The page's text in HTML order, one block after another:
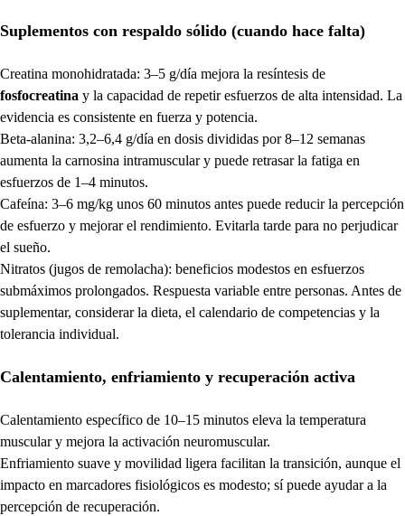
Suplementos con respaldo sólido (cuando hace falta)
Creatina monohidratada: 3–5 g/día mejora la resíntesis de
fosfocreatina y la capacidad de repetir esfuerzos de alta intensidad. La
evidencia es consistente en fuerza y potencia.
Beta-alanina: 3,2–6,4 g/día en dosis divididas por 8–12 semanas
aumenta la carnosina intramuscular y puede retrasar la fatiga en
esfuerzos de 1–4 minutos.
Cafeína: 3–6 mg/kg unos 60 minutos antes puede reducir la percepción
de esfuerzo y mejorar el rendimiento. Evitarla tarde para no perjudicar
el sueño.
Nitratos (jugos de remolacha): beneficios modestos en esfuerzos
submáximos prolongados. Respuesta variable entre personas. Antes de
suplementar, considerar la dieta, el calendario de competencias y la
tolerancia individual.
Calentamiento, enfriamiento y recuperación activa
Calentamiento específico de 10–15 minutos eleva la temperatura
muscular y mejora la activación neuromuscular.
Enfriamiento suave y movilidad ligera facilitan la transición, aunque el
impacto en marcadores fisiológicos es modesto; sí puede ayudar a la
percepción de recuperación.